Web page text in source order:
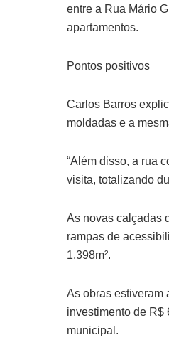
entre a Rua Mário
apartamentos.
Pontos positivos
Carlos Barros
moldadas e a
“Além disso, a rua
visita, totalizando
As novas calçadas
rampas de
1.398m².
As obras estiveram
investimento de R$
municipal.